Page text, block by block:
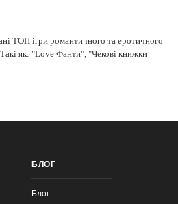
ТОП ігри романтичного та еротичного
як: "Love Фанти", "Чекові книжки
бій", "Фантазм" та інші.
БЛОГ
Блог